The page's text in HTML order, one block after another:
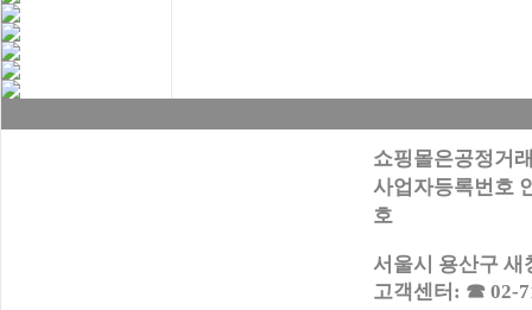
쇼핑몰은공정거
사업자등록번호
호
서울시 용산구 새
고객센터: ☎ 02-